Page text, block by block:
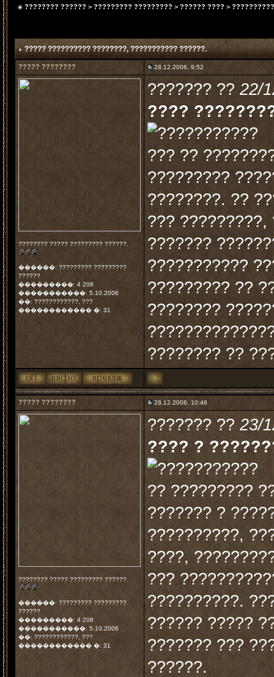
???????? ?????? > ????????? ????????? > ?????? ???? >
????? ?????????? ????????, ??????????? ??????.
????? ???????? 28.12.2006, 9:52
???????? ????? ????????? ??????.
������: ????????? ?????????
??????
���������: 4 208
�����������: 5.10.2006
��: ????????????, ???
������������ �: 31
??????? ?? 22/
????
??? ??
?????????
????????. ??
??? ?????????,
???????
???????????
????????? ??
????????
???????? ??
????? ???????? 28.12.2006, 10:46
???????? ????? ????????? ??????.
������: ????????? ?????????
??????
���������: 4 208
�����������: 5.10.2006
��: ????????????, ???
������������ �: 31
??????? ?? 23/
???? ?
?? ?????????
??????? ?
??????????,
????,
???
??????????.
?????? ?????
??????? ???
??????.